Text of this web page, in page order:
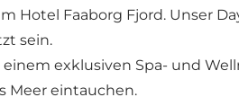
Faaborg Fjord. Unser
sein.
exklusiven Spa- und
Meer eintauchen.